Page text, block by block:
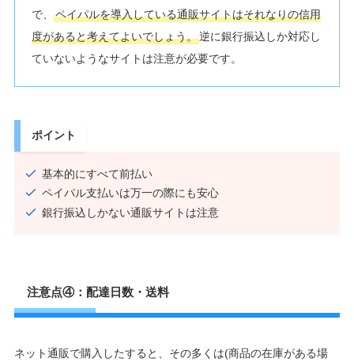
で、
ペイパルを導入している通販サイトはそれなりの信用
度があると考えてよいでしょう。逆に銀行振込しか対応し
ていないようなサイトは注意が必要です。
ポイント
基本的にすべて前払い
ペイパル支払いは万一の際にも安心
銀行振込しかない通販サイトは注意
注意点④：配達日数・送料
ネット通販で購入したすると、その多くは(商品の在庫がある場